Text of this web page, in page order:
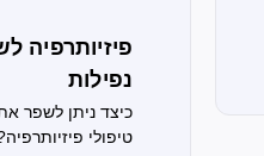
פיזיותרפיה
נפילות
כיצד ניתן לשפר
טיפולי